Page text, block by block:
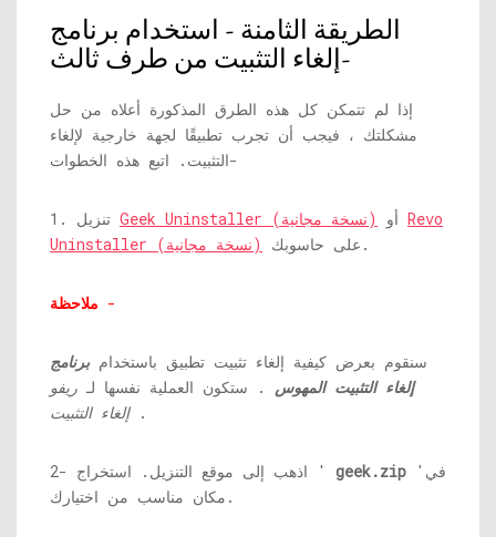
الطريقة الثامنة - استخدام برنامج
إلغاء التثبيت من طرف ثالث-
إذا لم تتمكن كل هذه الطرق المذكورة أعلاه من حل
مشكلتك ، فيجب أن تجرب تطبيقًا لجهة خارجية لإلغاء
التثبيت. اتبع هذه الخطوات-
Geek Uninstaller (نسخة مجانية)
Revo
Uninstaller (نسخة مجانية)
على حاسوبك.
ملاحظة -
سنقوم بعرض كيفية إلغاء تثبيت تطبيق باستخدامبرنامج
إلغاء التثبيت المهوس
. ستكون العملية نفسها لـ ريفو
إلغاء التثبيت.
2- اذهب إلى موقع التنزيل. استخراج ' geek.zip 'في
مكان مناسب من اختيارك.